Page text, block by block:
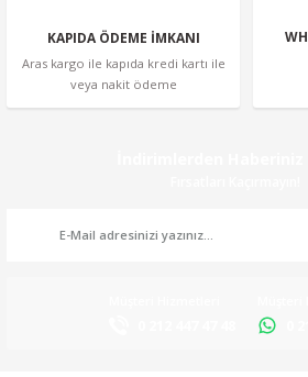
KAPIDA ÖDEME İMKANI
Aras kargo ile kapıda kredi kartı ile
veya nakit ödeme